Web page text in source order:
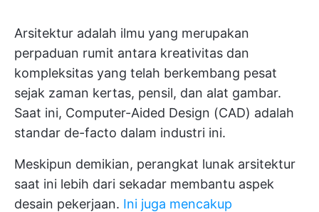
Arsitektur adalah ilmu yang merupakan
perpaduan rumit antara kreativitas dan
kompleksitas yang telah berkembang pesat
sejak zaman kertas, pensil, dan alat gambar.
Saat ini, Computer-Aided Design (CAD) adalah
standar de-facto dalam industri ini.
Meskipun demikian, perangkat lunak arsitektur
saat ini lebih dari sekadar membantu aspek
desain pekerjaan. Ini juga mencakup